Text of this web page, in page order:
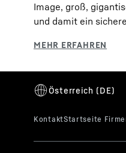
Image, groß,
und damit ein